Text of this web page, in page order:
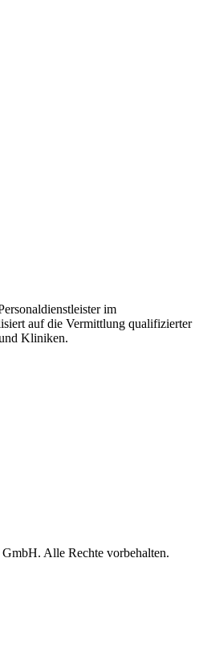
im
auf die Vermittlung qualifizierter
Kliniken.
Alle Rechte vorbehalten.